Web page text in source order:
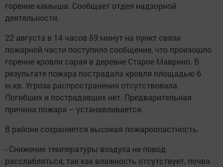
горение камыша. Сообщает отдел надзорной
деятельности.
22 августа в 14 часов 59 минут на пункт связи
пожарной части поступило сообщение, что произошло
горение кровли сарая в деревне Старое Маврино. В
результате пожара пострадала кровля площадью 6
м.кв. Угроза распространения отсутствовала.
Погибших и пострадавших нет. Предварительная
причина пожара – устанавливается.
В районе сохраняется высокая пожароопастность.
- Снижение температуры воздуха не повод
расслабляться, так как влажность отсутствует, почва